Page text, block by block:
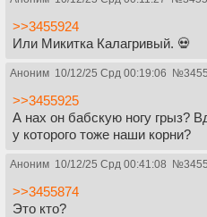
>>3455924
Или Микитка Калагривый. 💀
Аноним 10/12/25 Срд 00:19:06 №
>>3455925
А нах он бабскую ногу грыз?
у которого тоже наши корни?
Аноним 10/12/25 Срд 00:41:08 №
>>3455874
Это кто?